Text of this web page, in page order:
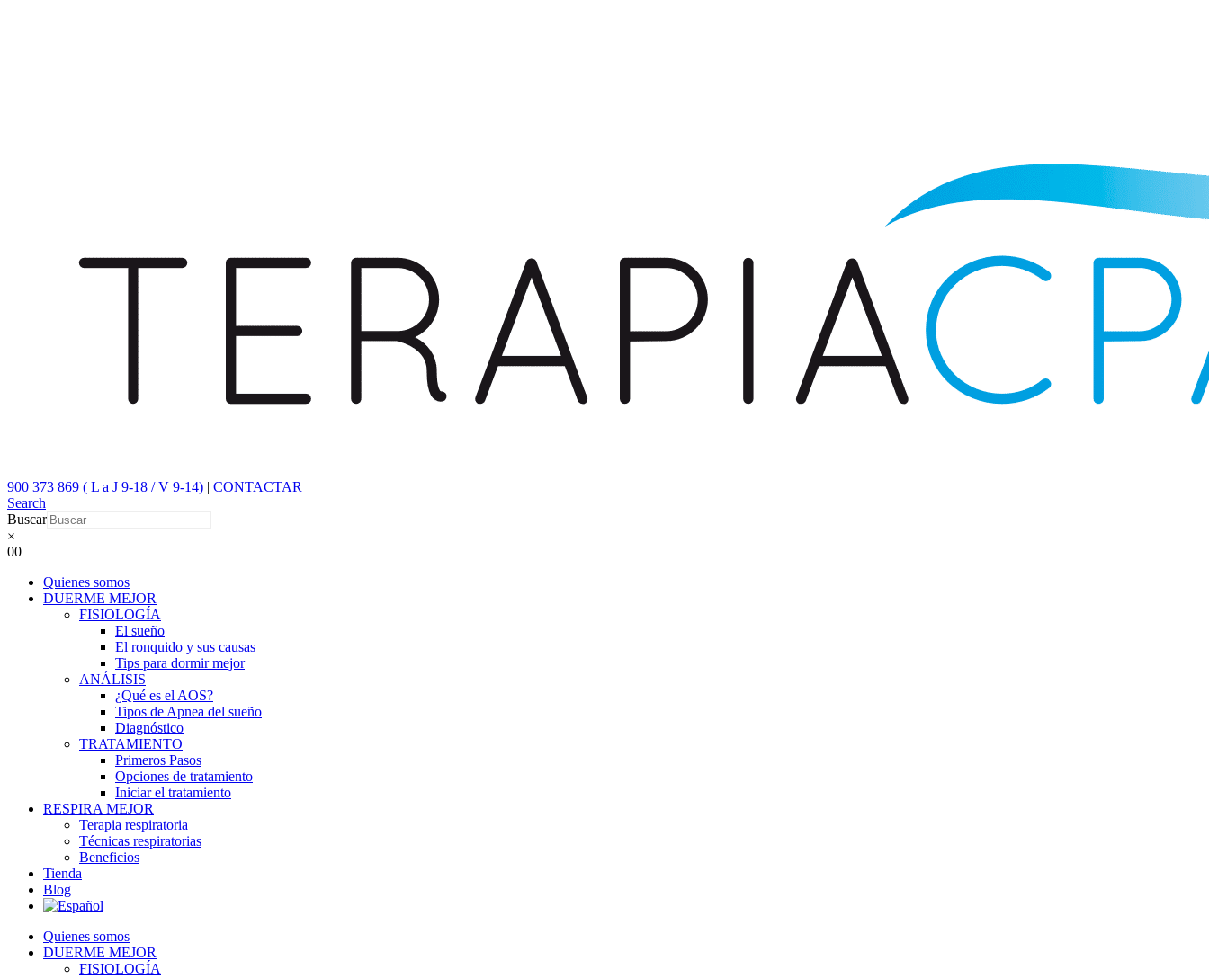
900 373 869 ( L a J 9-18 / V 9-14) | CONTACTAR
Search
Buscar
×
00
Quienes somos
DUERME MEJOR
FISIOLOGÍA
El sueño
El ronquido y sus causas
Tips para dormir mejor
ANÁLISIS
¿Qué es el AOS?
Tipos de Apnea del sueño
Diagnóstico
TRATAMIENTO
Primeros Pasos
Opciones de tratamiento
Iniciar el tratamiento
RESPIRA MEJOR
Terapia respiratoria
Técnicas respiratorias
Beneficios
Tienda
Blog
Quienes somos
DUERME MEJOR
FISIOLOGÍA